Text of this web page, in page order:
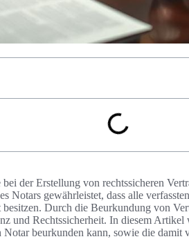
der Erstellung von rechtssicheren
Notars gewährleistet, dass alle
Durch die Beurkundung von
und Rechtssicherheit. In diesem
beurkunden kann, sowie die damit